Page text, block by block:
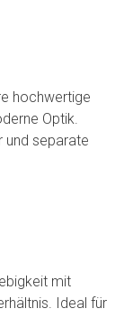
hochwertige
Optik.
und separate
mit
Ideal für